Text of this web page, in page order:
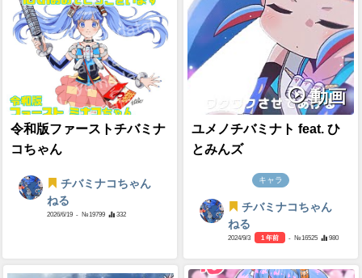
令和版ファーストチバミナ
コちゃん
チバミナコちゃん
ねる
2026/6/19 - №19799 332
動画
ユメノチバミナト feat. ひ
とみんズ
キャラ
チバミナコちゃん
ねる
2024/9/3 1 年前 - №16525 980